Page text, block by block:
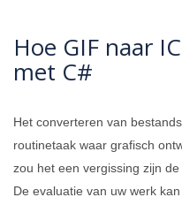
Hoe GIF naar
met C#
Het converteren van
routinetaak waar grafisch
zou het een vergissing zijn
De evaluatie van uw werk